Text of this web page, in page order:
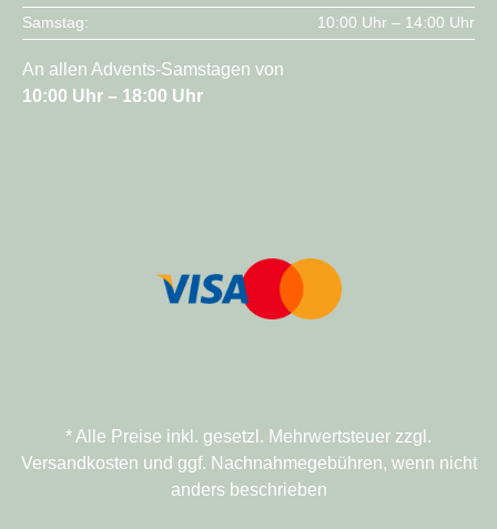
Samstag:
10:00 Uhr – 14:00 Uhr
An allen Advents-Samstagen von
10:00 Uhr – 18:00 Uhr
* Alle Preise inkl. gesetzl. Mehrwertsteuer zzgl.
Versandkosten und ggf. Nachnahmegebühren, wenn nicht
anders beschrieben